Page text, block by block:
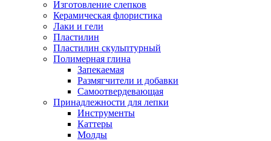
Изготовление слепков
Керамическая флористика
Лаки и гели
Пластилин
Пластилин скульптурный
Полимерная глина
Запекаемая
Размягчители и добавки
Самоотвердевающая
Принадлежности для лепки
Инструменты
Каттеры
Молды